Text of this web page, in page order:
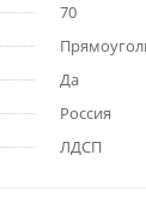
70
Да
Россия
ЛДСП